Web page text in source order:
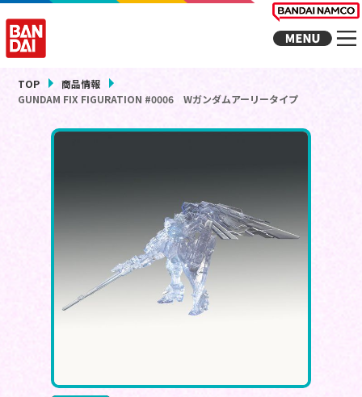
TOP
商品情報
GUNDAM FIX FIGURATION #0006 Wガンダムアーリータイプ